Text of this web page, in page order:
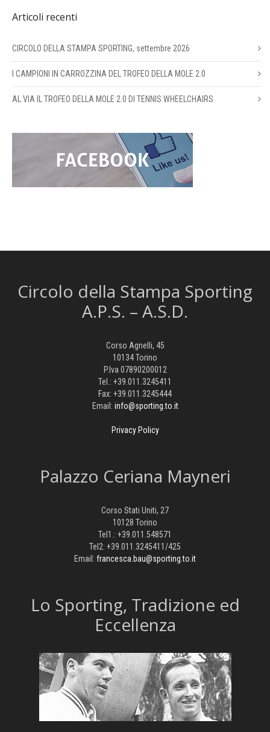
Articoli recenti
CIRCOLO DELLA STAMPA SPORTING, settembre 2026
I CAMPIONI IN CARROZZINA DEL TROFEO DELLA MOLE 2.0
AL VIA IL TROFEO DELLA MOLE 2.0 DI TENNIS WHEELCHAIRS
Circolo della Stampa Sporting
A.P.S. – A.S.D.
Corso Agnelli, 45
10134 Torino
P.Iva 07890200012
Tel.: +39.011.3245411
Fax: +39.011.3245444
Email: info@sporting.to.it
Privacy Policy
Palazzo Ceriana Mayneri
Corso Stati Uniti, 27
10128 Torino
Tel1.: +39.011.548571
Tel2: +39.011.3245411/425
Email: francesca.bau@sporting.to.it
​Lo Sporting, Tradizione ed
Eccellenza